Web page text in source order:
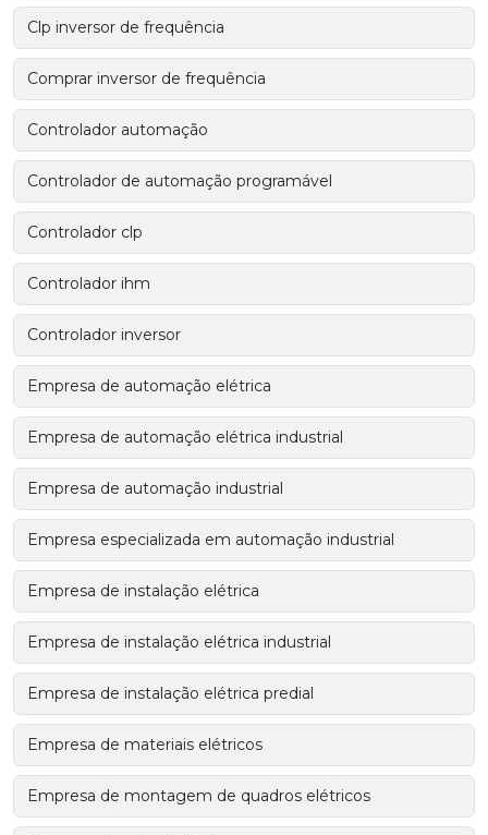
Clp inversor de frequência
Comprar inversor de frequência
Controlador automação
Controlador de automação programável
Controlador clp
Controlador ihm
Controlador inversor
Empresa de automação elétrica
Empresa de automação elétrica industrial
Empresa de automação industrial
Empresa especializada em automação industrial
Empresa de instalação elétrica
Empresa de instalação elétrica industrial
Empresa de instalação elétrica predial
Empresa de materiais elétricos
Empresa de montagem de quadros elétricos